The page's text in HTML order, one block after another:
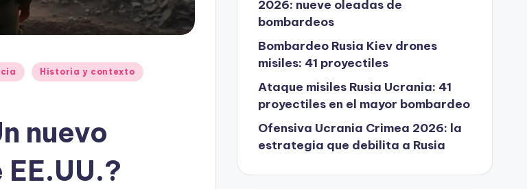
Historia y contexto
nuevo
2026: nueve oleadas de
bombardeos
Bombardeo Rusia Kiev drones
misiles: 41 proyectiles
Ataque misiles Rusia Ucrania: 41
proyectiles en el mayor bombardeo
Ofensiva Ucrania Crimea 2026: la
estrategia que debilita a Rusia